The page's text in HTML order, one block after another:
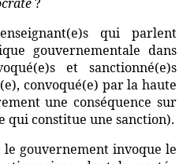
qui parlent
gouvernementale dans
et sanctionné(e)s
convoqué(e) par la haute
une conséquence sur
qui constitue une sanction).
gouvernement invoque le